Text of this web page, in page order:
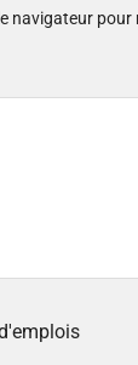
navigateur